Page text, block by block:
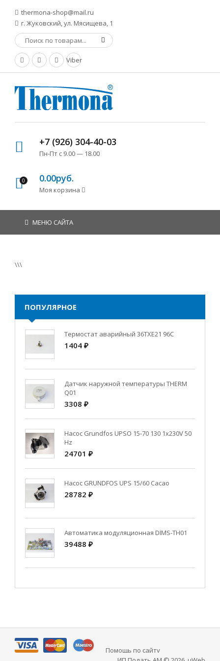
thermona-shop@mail.ru
г. Жуковский, ул. Мясищева, 1
Viber
+7 (926) 304-40-03
Пн-Пт с 9.00 — 18.00
0 0.00руб.
Моя корзина
МЕНЮ САЙТА
\\\
ПОПУЛЯРНОЕ
Термостат аварийный 36TXE21 96C
1404 ₽
Датчик наружной температуры THERM
Q01
3308 ₽
Насос Grundfos UPSO 15-70 130 1x230V 50
Hz
24701 ₽
Насос GRUNDFOS UPS 15/60 Cacao
28782 ₽
Автоматика модуляционная DIMS-TH01
39488 ₽
Помощь по сайту